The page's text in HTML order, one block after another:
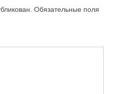
Обязательные поля